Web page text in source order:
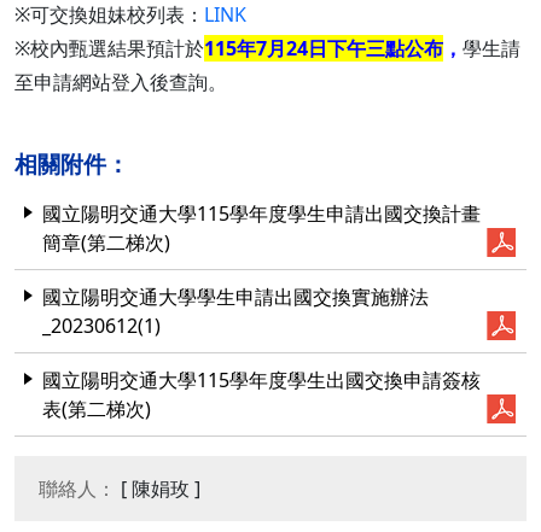
※可交換姐妹校列表： LINK
※校內甄選結果預計於115年7月24日下午三點公布 ， 學生請
至申請網站登入後查詢。
相關附件：
國立陽明交通大學115學年度學生申請出國交換計畫
簡章(第二梯次)
國立陽明交通大學學生申請出國交換實施辦法
_20230612(1)
國立陽明交通大學115學年度學生出國交換申請簽核
表(第二梯次)
聯絡人： [ 陳娟玫 ]